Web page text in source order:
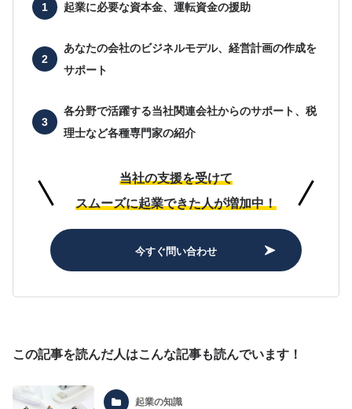
起業に必要な資本金、運転資金の援助
あなたの会社のビジネルモデル、経営計画の作成を
サポート
各分野で活躍する当社関連会社からのサポート、 税
理士など各種専門家の紹介
当社の支援を受けて
スムーズに起業できた人が増加中！
今すぐ問い合わせ
この記事を読んだ人はこんな記事も読んでいます！
起業の知識